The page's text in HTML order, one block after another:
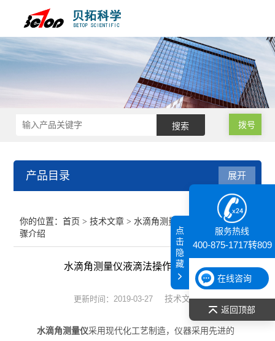
拨号
产品目录
纳米粒度仪
表面张力仪
光谱部件及外设
展开
你的位置：首页 >技术文章 > 水滴角测量仪液滴法操作步
骤介绍
水滴角测量仪液滴法操作步骤介绍
更新时间：2019-03-27 技术文章
水滴角测量仪采用现代化工艺制造，仪器采用先进的
服务热线
400-875-1717转809
在线咨询
返回顶部
点
击
隐
藏